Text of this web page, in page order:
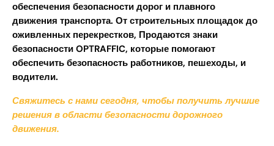
обеспечения безопасности дорог и плавного
движения транспорта. От строительных площадок до
оживленных перекрестков, Продаются знаки
безопасности OPTRAFFIC, которые помогают
обеспечить безопасность работников, пешеходы, и
водители.
Свяжитесь с нами сегодня, чтобы получить лучшие
решения в области безопасности дорожного
движения.